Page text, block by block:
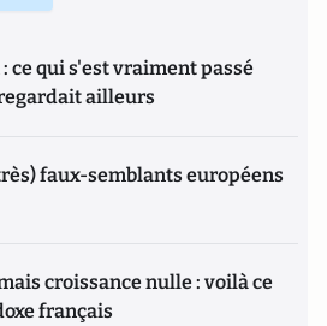
ce qui s'est vraiment passé
ailleurs
faux-semblants européens
croissance nulle : voilà ce
français